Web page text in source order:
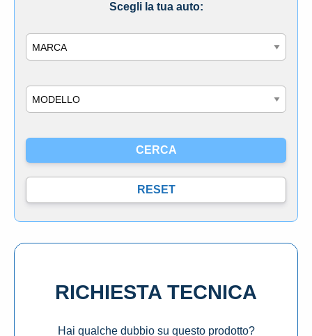
Scegli la tua auto:
RICHIESTA TECNICA
Hai qualche dubbio su questo prodotto?